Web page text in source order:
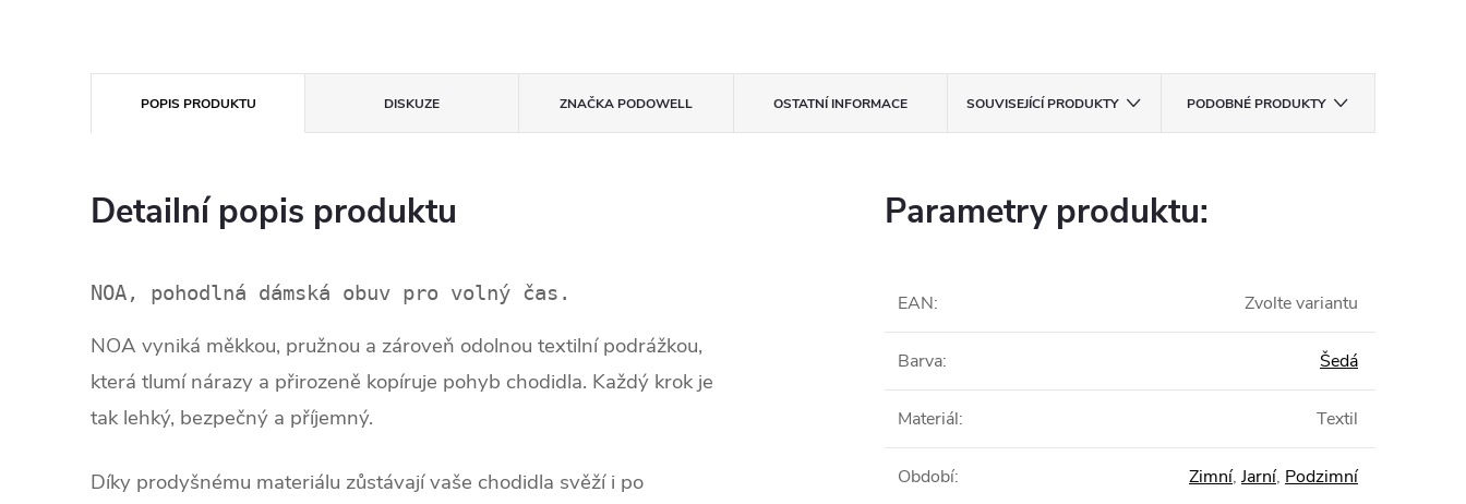
POPIS PRODUKTU DISKUZE ZNAČKAPODOWELL OSTATNÍ INFORMACE SOUVISEJÍCÍ PRODUKTY PODOBNÉ PRODUKTY
Detailní popis produktu
NOA, pohodlná dámská obuv pro volný čas.
NOA vyniká měkkou, pružnou a zároveň odolnou textilní podrážkou,
která tlumí nárazy a přirozeně kopíruje pohyb chodidla. Každý krok je
tak lehký, bezpečný a příjemný.
Díky prodyšnému materiálu zůstávají vaše chodidla svěží i po
Parametry produktu:
EAN: Zvolte variantu
Barva: Šedá
Materiál: Textil
Období: Zimní, Jarní, Podzimní